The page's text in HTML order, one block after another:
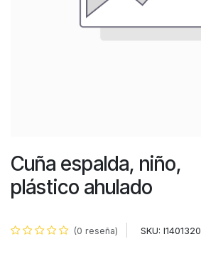
Cuña espalda, niño,
plástico ahulado
(0 reseña) SKU: I1401320